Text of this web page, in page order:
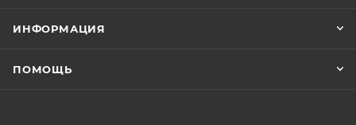
ИНФОРМАЦИЯ
ПОМОЩЬ